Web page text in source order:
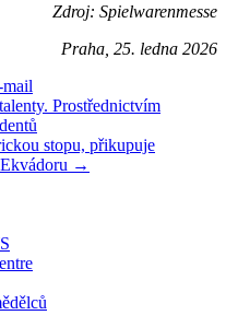
Zdroj: Spielwarenmesse
Praha, 25. ledna 2026
Prostřednictvím
stopu, přikupuje
→